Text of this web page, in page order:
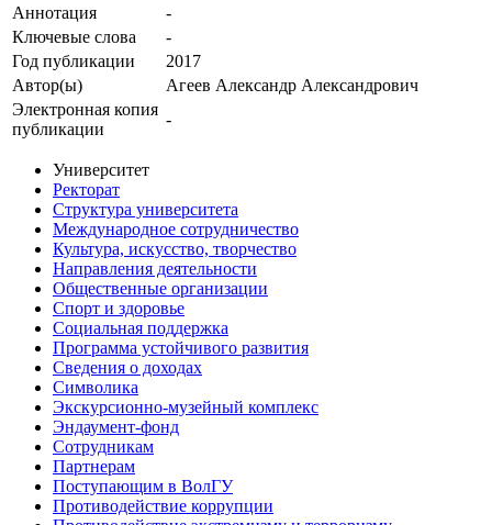
Аннотация
-
Ключевые cлова
-
Год публикации
2017
Автор(ы)
Агеев Александр Александрович
Электронная копия
публикации
-
Университет
Ректорат
Структура университета
Международное сотрудничество
Культура, искусство, творчество
Направления деятельности
Общественные организации
Спорт и здоровье
Социальная поддержка
Программа устойчивого развития
Сведения о доходах
Символика
Экскурсионно-музейный комплекс
Эндаумент-фонд
Сотрудникам
Партнерам
Поступающим в ВолГУ
Противодействие коррупции